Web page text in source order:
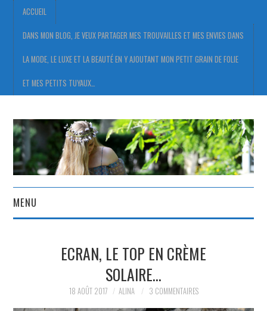
ACCUEIL
DANS MON BLOG, JE VEUX PARTAGER MES TROUVAILLES ET MES ENVIES DANS
LA MODE, LE LUXE ET LA BEAUTÉ EN Y AJOUTANT MON PETIT GRAIN DE FOLIE
ET MES PETITS TUYAUX…
MENU
DANS MON BLOG, JE VEUX
PARTAGER MES
ECRAN, LE TOP EN CRÈME
SOLAIRE…
18 AOÛT 2017 ALINA 3 COMMENTAIRES